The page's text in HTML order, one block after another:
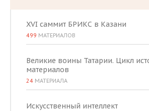
XVI саммит БРИКС в Казани
499 МАТЕРИАЛОВ
Великие воины Татарии. Цикл
материалов
24 МАТЕРИАЛА
Искусственный интеллект